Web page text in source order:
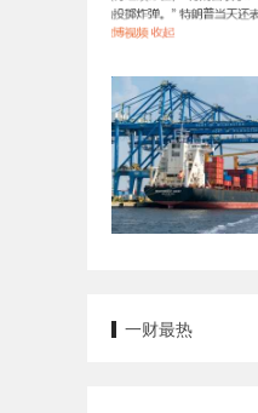
一财最热